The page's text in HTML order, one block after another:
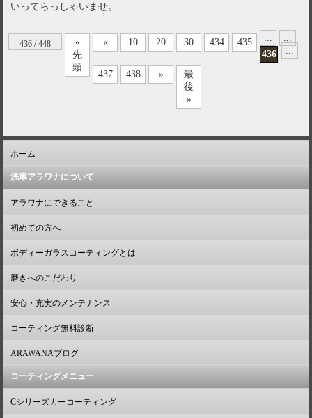
いってらっしゃいませ。
436 / 448
«
先
頭
« 10 20 30 434
435
436
437
438 »
最
後
»
ホーム
洗車アラワナについて
アラワナにできること
初めての方へ
ボディーガラスコーティングとは
磨きへのこだわり
安心・充実のメンテナンス
コーティング無料診断
ARAWANAブログ
コーティングメニュー
Cシリーズカーコーティング